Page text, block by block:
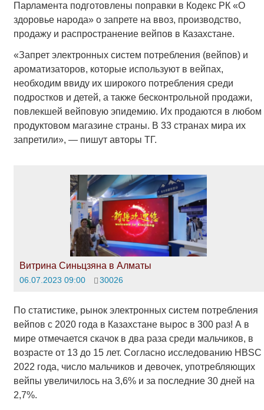
Парламента подготовлены поправки в Кодекс РК «О
здоровье народа» о запрете на ввоз, производство,
продажу и распространение вейпов в Казахстане.
«Запрет электронных систем потребления (вейпов) и
ароматизаторов, которые используют в вейпах,
необходим ввиду их широкого потребления среди
подростков и детей, а также бесконтрольной продажи,
повлекшей вейповую эпидемию. Их продаются в любом
продуктовом магазине страны. В 33 странах мира их
запретили», — пишут авторы ТГ.
Витрина Синьцзяна в Алматы
06.07.2023 09:00 30026
По статистике, рынок электронных систем потребления
вейпов с 2020 года в Казахстане вырос в 300 раз! А в
мире отмечается скачок в два раза среди мальчиков, в
возрасте от 13 до 15 лет. Согласно исследованию HBSC
2022 года, число мальчиков и девочек, употребляющих
вейпы увеличилось на 3,6% и за последние 30 дней на
2,7%.